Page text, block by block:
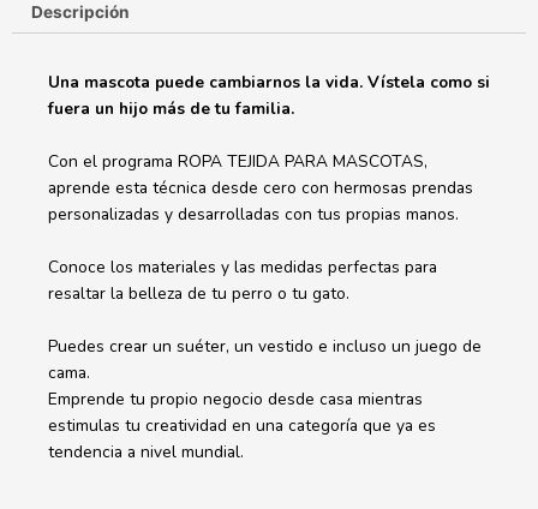
Descripción
Una mascota puede cambiarnos la vida. Vístela como si
fuera un hijo más de tu familia.
Con el programa ROPA TEJIDA PARA MASCOTAS,
aprende esta técnica desde cero con hermosas prendas
personalizadas y desarrolladas con tus propias manos.
Conoce los materiales y las medidas perfectas para
resaltar la belleza de tu perro o tu gato.
Puedes crear un suéter, un vestido e incluso un juego de
cama.
Emprende tu propio negocio desde casa mientras
estimulas tu creatividad en una categoría que ya es
tendencia a nivel mundial.